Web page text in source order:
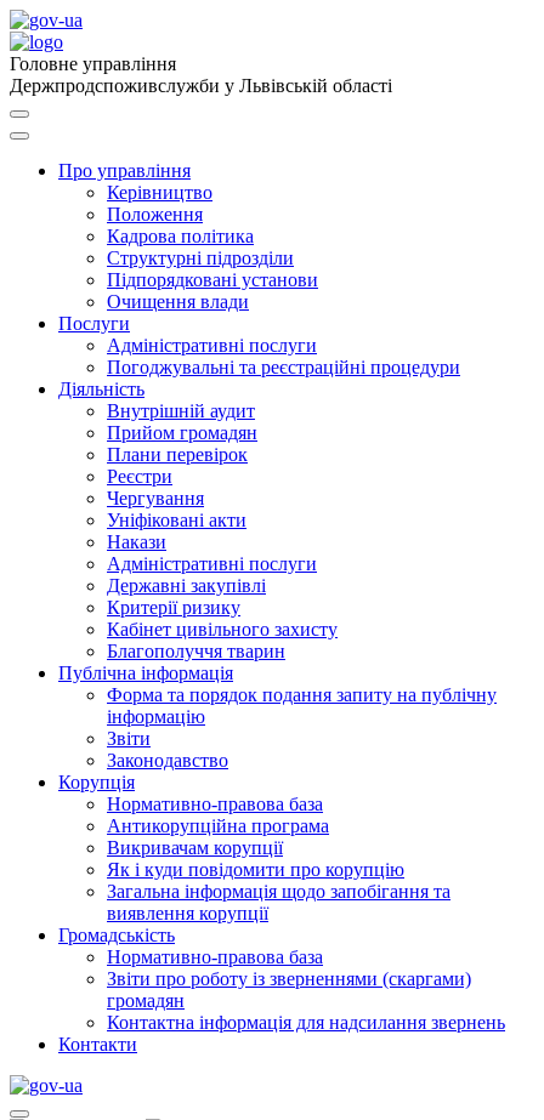
Головне управління
Держпродспоживслужби у Львівській області
Про управління
Керівництво
Положення
Кадрова політика
Структурні підрозділи
Підпорядковані установи
Очищення влади
Послуги
Адміністративні послуги
Погоджувальні та реєстраційні процедури
Діяльність
Внутрішній аудит
Прийом громадян
Плани перевірок
Реєстри
Чергування
Уніфіковані акти
Накази
Адміністративні послуги
Державні закупівлі
Критерії ризику
Кабінет цивільного захисту
Благополуччя тварин
Публічна інформація
Форма та порядок подання запиту на публічну
інформацію
Звіти
Законодавство
Корупція
Нормативно-правова база
Антикорупційна програма
Викривачам корупції
Як і куди повідомити про корупцію
Загальна інформація щодо запобігання та
виявлення корупції
Громадськість
Нормативно-правова база
Звіти про роботу із зверненнями (скаргами)
громадян
Контактна інформація для надсилання звернень
Контакти